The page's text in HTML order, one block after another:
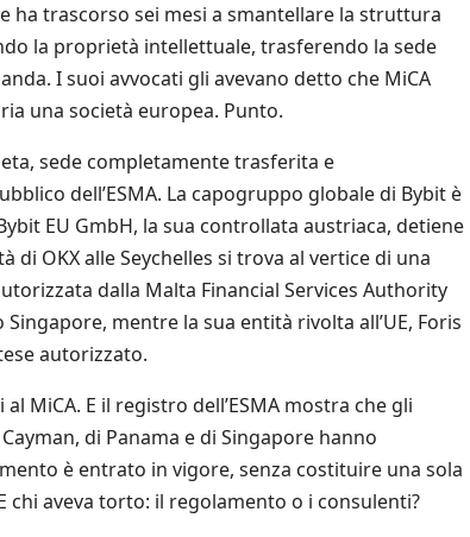
ha trascorso sei mesi a smantellare la struttura
la proprietà intellettuale, trasferendo la sede
I suoi avvocati gli avevano detto che MiCA
una società europea. Punto.
sede completamente trasferita e
dell’ESMA. La capogruppo globale di Bybit è
EU GmbH, la sua controllata austriaca, detiene
di OKX alle Seychelles si trova al vertice di una
dalla Malta Financial Services Authority
mentre la sua entità rivolta all’UE, Foris
autorizzato.
MiCA. E il registro dell’ESMA mostra che gli
di Panama e di Singapore hanno
è entrato in vigore, senza costituire una sola
chi aveva torto: il regolamento o i consulenti?